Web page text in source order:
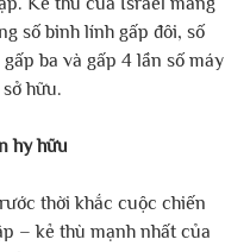
số binh lính gấp đôi, số
ba và gấp 4 lần số máy
hữu.
hy hữu
thời khắc cuộc chiến
– kẻ thù mạnh nhất của